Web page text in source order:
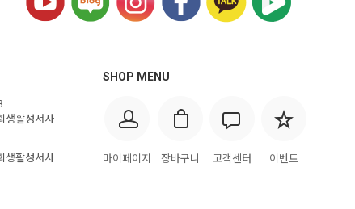
생활성서사
생활성서사
SHOP MENU
마이페이지 장바구니 고객센터 이벤트